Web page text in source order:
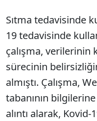
Sıtma tedavisinde
19 tedavisinde
çalışma, verilerinin
sürecinin
almıştı. Çalışma,
tabanının
alıntı alarak,